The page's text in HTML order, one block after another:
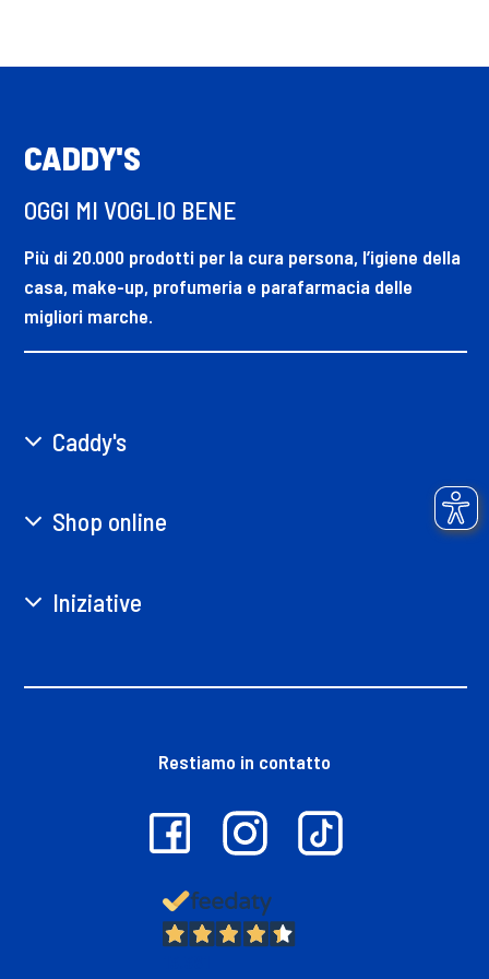
CADDY'S
OGGI MI VOGLIO BENE
Più di 20.000 prodotti per la cura persona, l’igiene della
casa, make-up, profumeria e parafarmacia delle
migliori marche.
Caddy's
Shop online
Iniziative
Restiamo in contatto